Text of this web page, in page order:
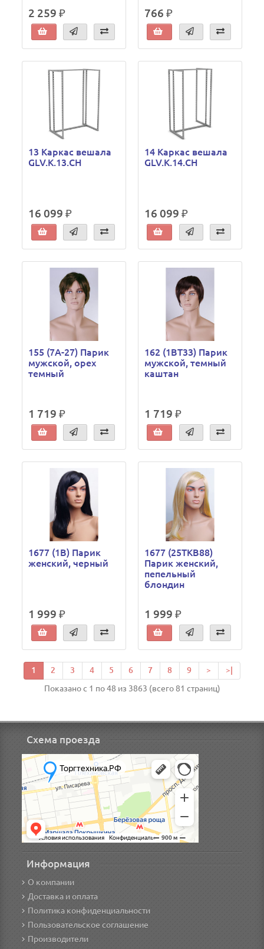
2 259 ₽ 766 ₽
13 Каркас вешала
GLV.K.13.CH
16 099 ₽
14 Каркас вешала
GLV.K.14.CH
16 099 ₽
155 (7A-27) Парик
мужской, орех
темный
1 719 ₽
162 (1BT33) Парик
мужской, темный
каштан
1 719 ₽
1677 (1B) Парик
женский, черный
1 999 ₽
1677 (25TKB88)
Парик женский,
пепельный
блондин
1 999 ₽
1 2 3 4 5 6 7 8 9 >
>|
Показано с 1 по 48 из 3863 (всего 81 страниц)
Схема проезда
Информация
О компании
Доставка и оплата
Политика конфиденциальности
Пользовательское соглашение
Производители